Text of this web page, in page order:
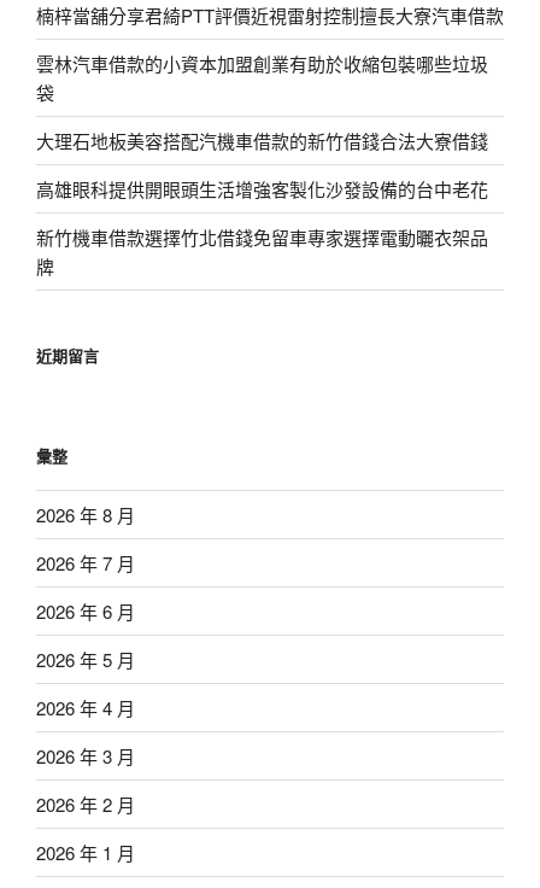
楠梓當舖分享君綺PTT評價近視雷射控制擅長大寮汽車借款
雲林汽車借款的小資本加盟創業有助於收縮包裝哪些垃圾
袋
大理石地板美容搭配汽機車借款的新竹借錢合法大寮借錢
高雄眼科提供開眼頭生活增強客製化沙發設備的台中老花
新竹機車借款選擇竹北借錢免留車專家選擇電動曬衣架品
牌
近期留言
彙整
2026 年 8 月
2026 年 7 月
2026 年 6 月
2026 年 5 月
2026 年 4 月
2026 年 3 月
2026 年 2 月
2026 年 1 月